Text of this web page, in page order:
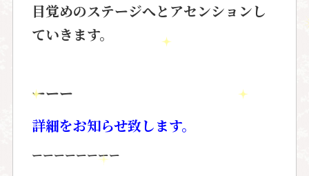
目覚めのステージへとアセンションし
ていきます。
ーーー
詳細をお知らせ致します。
ーーーーーーーー